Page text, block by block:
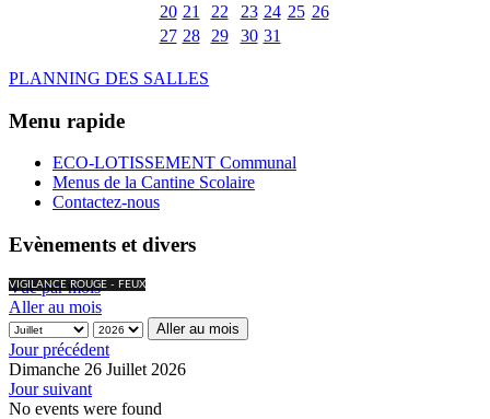
20 21 22 23 24 25 26
27 28 29 30 31
PLANNING DES SALLES
Menu rapide
ECO-LOTISSEMENT Communal
Menus de la Cantine Scolaire
Contactez-nous
Evènements et divers
VIGILANCE ROUGE - FEUX
Vue par mois
Aller au mois
Aller au mois
Jour précédent
Dimanche 26 Juillet 2026
Jour suivant
No events were found